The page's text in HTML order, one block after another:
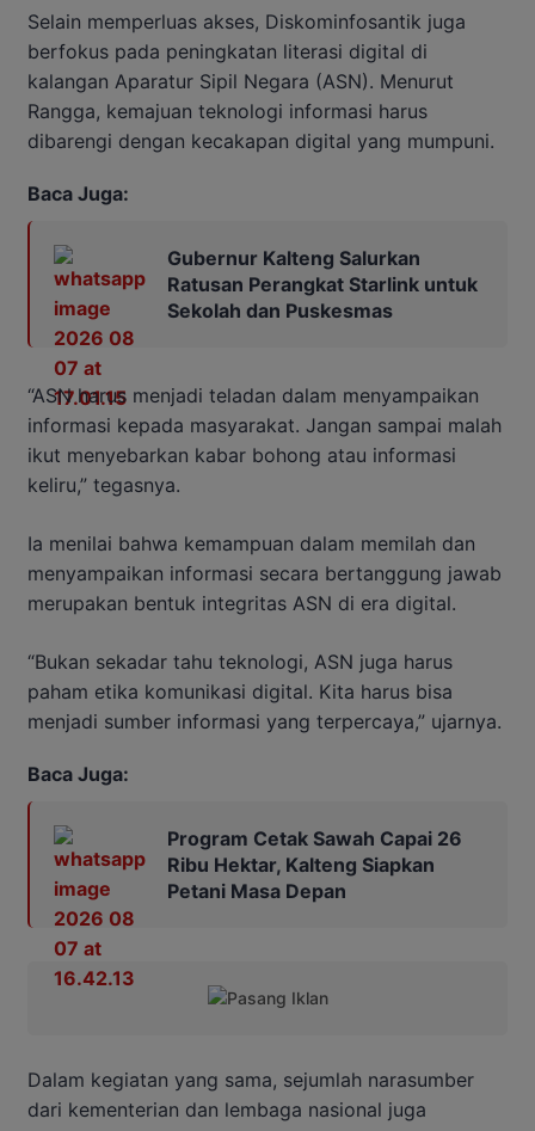
Selain memperluas akses, Diskominfosantik juga
berfokus pada peningkatan literasi digital di
kalangan Aparatur Sipil Negara (ASN). Menurut
Rangga, kemajuan teknologi informasi harus
dibarengi dengan kecakapan digital yang mumpuni.
Baca Juga:
Gubernur Kalteng Salurkan
Ratusan Perangkat Starlink untuk
Sekolah dan Puskesmas
“ASN harus menjadi teladan dalam menyampaikan
informasi kepada masyarakat. Jangan sampai malah
ikut menyebarkan kabar bohong atau informasi
keliru,” tegasnya.
Ia menilai bahwa kemampuan dalam memilah dan
menyampaikan informasi secara bertanggung jawab
merupakan bentuk integritas ASN di era digital.
“Bukan sekadar tahu teknologi, ASN juga harus
paham etika komunikasi digital. Kita harus bisa
menjadi sumber informasi yang terpercaya,” ujarnya.
Baca Juga:
Program Cetak Sawah Capai 26
Ribu Hektar, Kalteng Siapkan
Petani Masa Depan
Dalam kegiatan yang sama, sejumlah narasumber
dari kementerian dan lembaga nasional juga